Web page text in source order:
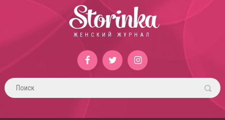
Storinka
ЖЕНСКИЙ ЖУРНАЛ